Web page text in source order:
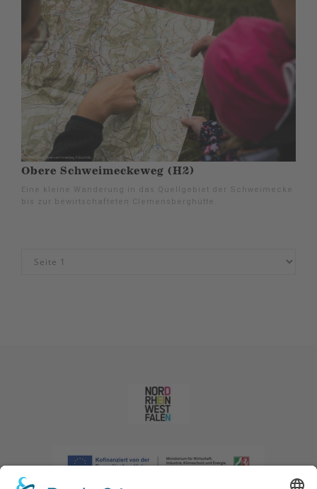
Obere Schweimeckeweg (H2)
Eine kleine Wanderung in das Quellgebiet der Schweimecke
bis zur bewirtschafteten Clemensberghütte.